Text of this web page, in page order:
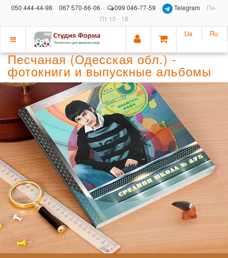
050 444-44-98 067 570-66-06 099 046-77-59 Telegram
Пн-
Пт 10 - 18
Показать
меню
Ua Ru
Песчаная (Одесская обл.) -
фотокниги и выпускные альбомы